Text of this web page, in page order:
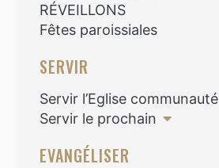
RÉVEILLONS
Fêtes paroissiales
SERVIR
Servir l’Eglise communauté
Servir le prochain
EVANGÉLISER